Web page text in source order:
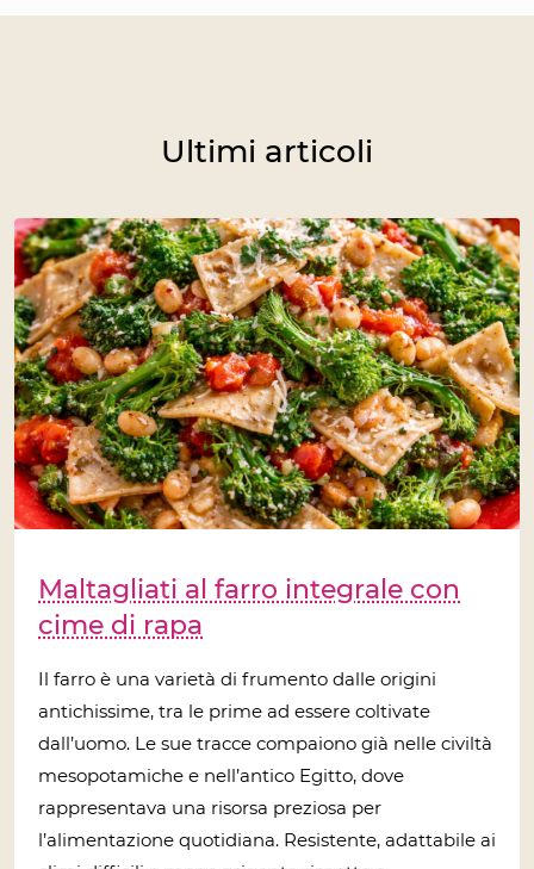
Ultimi articoli
Maltagliati al farro integrale con
cime di rapa
Il farro è una varietà di frumento dalle origini
antichissime, tra le prime ad essere coltivate
dall’uomo. Le sue tracce compaiono già nelle civiltà
mesopotamiche e nell’antico Egitto, dove
rappresentava una risorsa preziosa per
l’alimentazione quotidiana. Resistente, adattabile ai